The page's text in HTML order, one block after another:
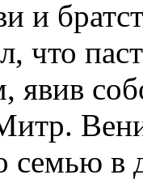
и
что
явив
семью в